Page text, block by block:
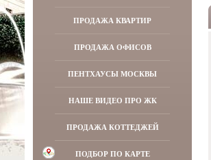
ПРОДАЖА КВАРТИР
ПРОДАЖА ОФИСОВ
ПЕНТХАУСЫ МОСКВЫ
НАШЕ ВИДЕО ПРО ЖК
ПРОДАЖА КОТТЕДЖЕЙ
ПОДБОР ПО КАРТЕ